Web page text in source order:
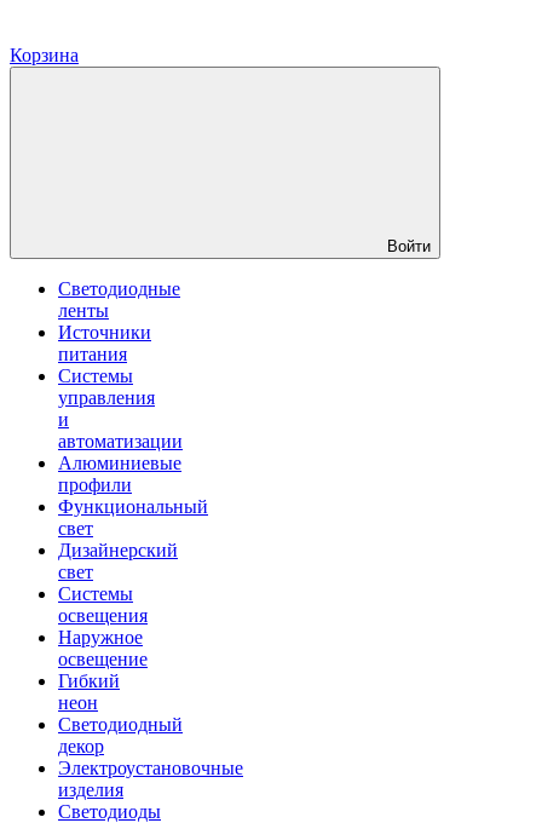
Корзина
Войти
Светодиодные
ленты
Источники
питания
Системы
управления
и
автоматизации
Алюминиевые
профили
Функциональный
свет
Дизайнерский
свет
Системы
освещения
Наружное
освещение
Гибкий
неон
Светодиодный
декор
Электроустановочные
изделия
Светодиоды